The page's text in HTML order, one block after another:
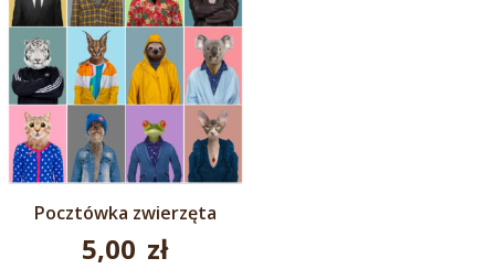
Pocztówka zwierzęta
5,00 zł